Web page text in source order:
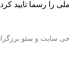
را رسما تایید کرد